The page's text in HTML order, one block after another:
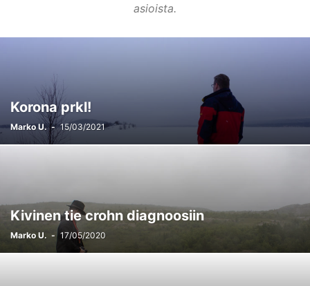
YLEINEN
asioista.
Korona prkl!
Marko U. - 15/03/2021
Kivinen tie crohn diagnoosiin
Marko U. - 17/05/2020